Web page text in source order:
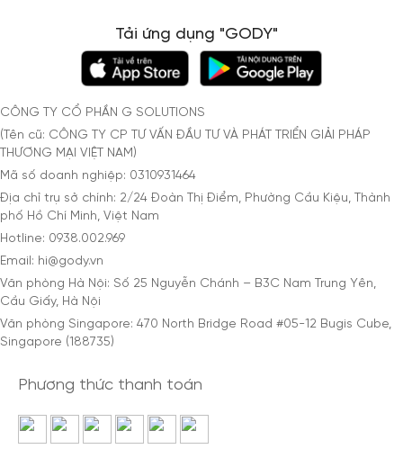
Tải ứng dụng "GODY"
CÔNG TY CỔ PHẦN G SOLUTIONS
(Tên cũ: CÔNG TY CP TƯ VẤN ĐẦU TƯ VÀ PHÁT TRIỂN GIẢI PHÁP
THƯƠNG MẠI VIỆT NAM)
Mã số doanh nghiệp: 0310931464
Địa chỉ trụ sở chính: 2/24 Đoàn Thị Điểm, Phường Cầu Kiệu, Thành
phố Hồ Chí Minh, Việt Nam
Hotline: 0938.002.969
Email: hi@gody.vn
Văn phòng Hà Nội: Số 25 Nguyễn Chánh – B3C Nam Trung Yên,
Cầu Giấy, Hà Nội
Văn phòng Singapore: 470 North Bridge Road #05-12 Bugis Cube,
Singapore (188735)
Phương thức thanh toán